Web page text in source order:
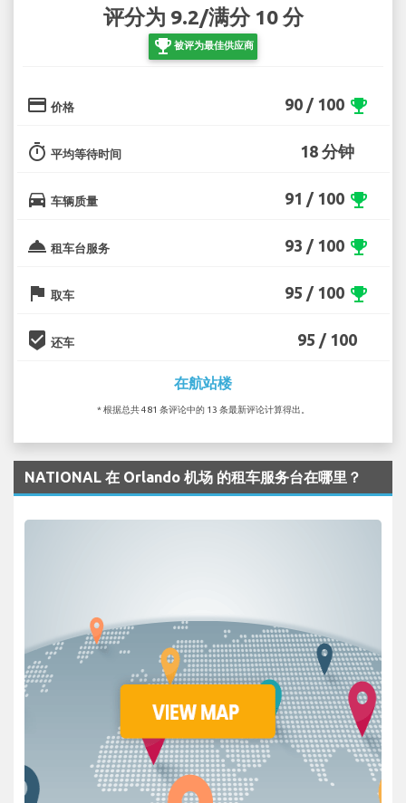
评分为 9.2/满分 10 分
emoji_events 被评为最佳供应商
credit_card 价格 90 / 100 emoji_events
timer 平均等待时间 18 分钟
directions_car 车辆质量 91 / 100 emoji_events
room_service 租车台服务 93 / 100 emoji_events
flag 取车 95 / 100 emoji_events
beenhere 还车 95 / 100
在航站楼
* 根据总共 481 条评论中的 13 条最新评论计算得出。
NATIONAL 在 Orlando 机场 的租车服务台在哪里？